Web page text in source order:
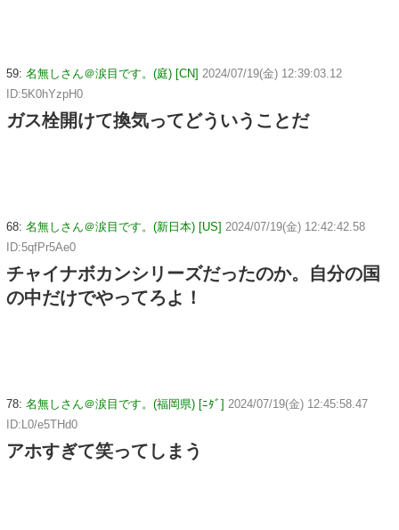
59: 名無しさん＠涙目です。(庭) [CN] 2024/07/19(金) 12:39:03.12
ID:5K0hYzpH0
ガス栓開けて換気ってどういうことだ
68: 名無しさん＠涙目です。(新日本) [US] 2024/07/19(金) 12:42:42.58
ID:5qfPr5Ae0
チャイナボカンシリーズだったのか。自分の国
の中だけでやってろよ！
78: 名無しさん＠涙目です。(福岡県) [ﾆﾀﾞ] 2024/07/19(金) 12:45:58.47
ID:L0/e5THd0
アホすぎて笑ってしまう